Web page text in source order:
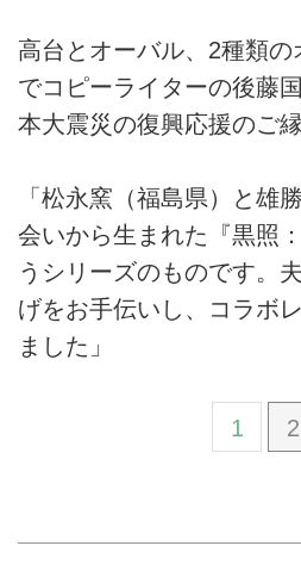
高台とオーバル、2種類
でコピーライターの後藤
本大震災の復興応援のご
「松永窯（福島県）と雄
会いから生まれた『黒照
うシリーズのものです。
げをお手伝いし、コラボ
ました」
1 2